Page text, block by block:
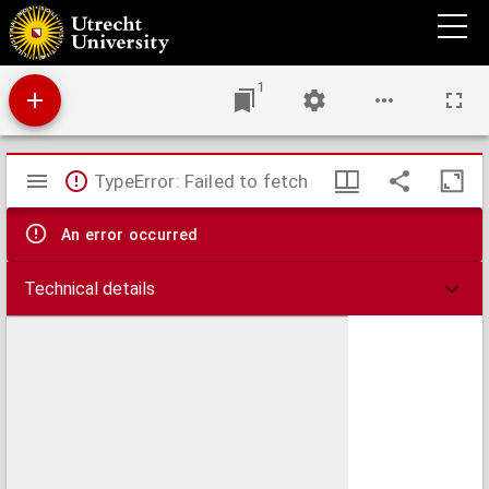
Korte en eenvoudige handleyding tot het leeren van 't clavecimbel of orgel-spel,
opgesteld ten dienste van leerlingen,
1
Mirador
viewer
TypeError: Failed to fetch
An error occurred
Technical details